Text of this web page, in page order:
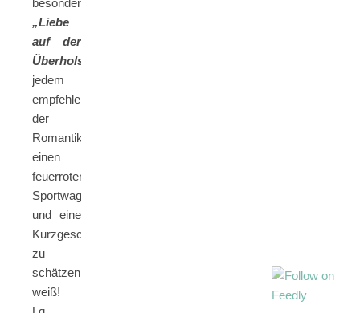
besonders
„Liebe
auf der
Überholspur“
jedem
empfehlen,
der
Romantik,
einen
feuerroten
Sportwagen
und eine
Kurzgeschichte
zu
schätzen
weiß!